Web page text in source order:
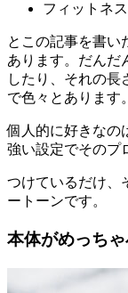
フィットネ
とこの記事を書い
あります。だんだ
したり、それの長
で色々とあります。
個人的に好きなの
強い設定でそのプ
つけているだけ、
ートーンです。
本体がめっち